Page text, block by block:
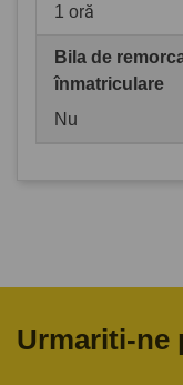
1 oră
Bila de
înmatriculare
Nu
Urmariti-ne